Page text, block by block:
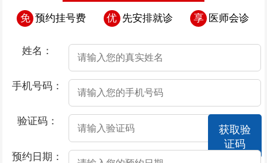
免 预约挂号费 优 先安排就诊 享 医师会诊
姓名：
手机号码：
验证码：
获取验
证码
预约日期：